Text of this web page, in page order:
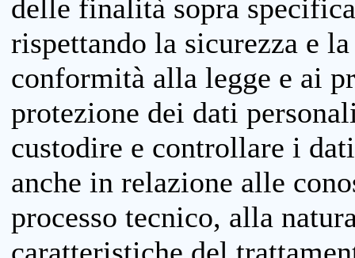
delle finalità sopra
rispettando la sicurezza e
conformità alla legge e ai
protezione dei dati
custodire e controllare i
anche in relazione alle
processo tecnico, alla
caratteristiche del